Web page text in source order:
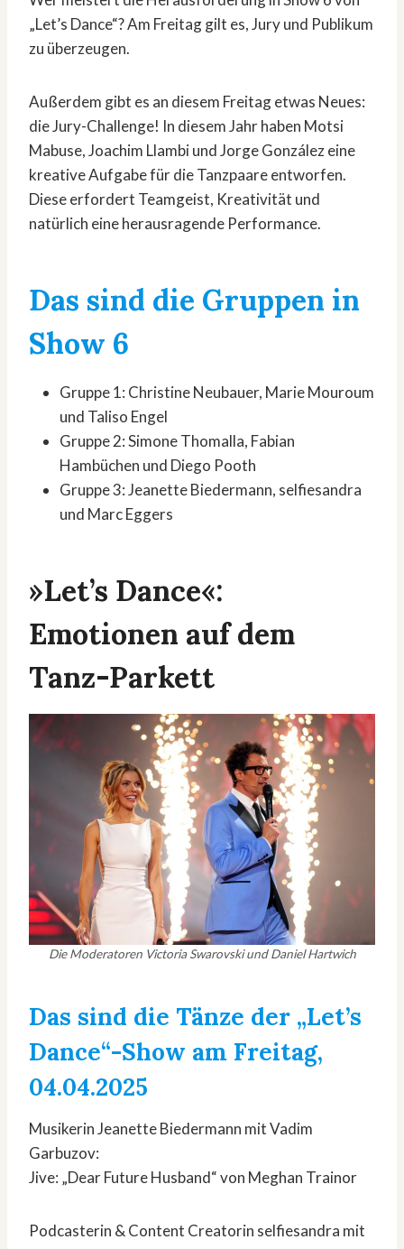
„Let’s Dance“? Am Freitag gilt es, Jury und Publikum
zu überzeugen.
Außerdem gibt es an diesem Freitag etwas Neues:
die Jury-Challenge! In diesem Jahr haben Motsi
Mabuse, Joachim Llambi und Jorge González eine
kreative Aufgabe für die Tanzpaare entworfen.
Diese erfordert Teamgeist, Kreativität und
natürlich eine herausragende Performance.
Das sind die Gruppen in
Show 6
Gruppe 1: Christine Neubauer, Marie Mouroum
und Taliso Engel
Gruppe 2: Simone Thomalla, Fabian
Hambüchen und Diego Pooth
Gruppe 3: Jeanette Biedermann, selfiesandra
und Marc Eggers
»Let’s Dance«:
Emotionen auf dem
Tanz-Parkett
Die Moderatoren Victoria Swarovski und Daniel Hartwich
Das sind die Tänze der „Let’s
Dance“-Show am Freitag,
04.04.2025
Musikerin Jeanette Biedermann mit Vadim
Garbuzov:
Jive: „Dear Future Husband“ von Meghan Trainor
Podcasterin & Content Creatorin selfiesandra mit